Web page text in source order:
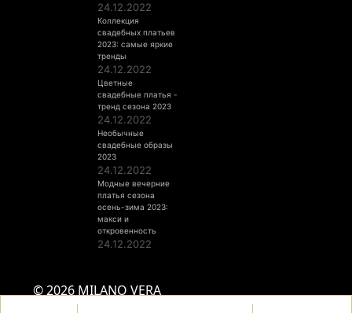
24.12.2022
Коллекция
свадебных платьев
2023: самые яркие
тренды
24.12.2022
Цветные
свадебные платья -
тренд сезона 2023
24.12.2022
Необычные
свадебные образы
2023
24.12.2022
Модные вечерние
платья сезона
осень-зима 2023:
макси и
откровенность
24.12.2022
© 2026 MILANO VERA